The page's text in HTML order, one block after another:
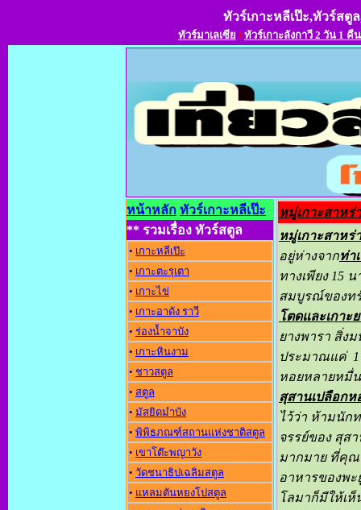
ทัวร์เกาะหลีเป๊ะ,ทัวร์สตู
ทัวร์มาเลเซีย l ทัวร์เกาะลังกาวี 2 วัน 1 คืน
หน้าหลัก ทัวร์เกาะหลีเป๊ะ
** รวมเรื่อง ทัวร์สตูล
• เกาะหลีเป๊ะ
• เกาะตะรุเตา
• เกาะไข่
• เกาะอาดัง ราว
• ร่องน้ำจาบัง
• เกาะหินงาม
• ชาวสตูล
• สตูล
• มัสยิดมำบัง
• พิพิธภณฑ์สถานแห่งชาติสตูล
• เขาโต๊ะพญาวัง
• วัดชนาธิปเฉลิมสตูล
• แหลมตันหยงโปสตูล
หมู่เกาะสาหร่
หมู่เกาะสาหร่
อยู่ห่างจากท่า
ทางเพียง 15
สมบูรณ์ของท
โตดและเกาะ
ยางพารา สิ่ง
ประมาณแค่ 1
หอยหลายหมื่
สุสานเปลือกห
ไว้ว่า ห้ามนัก
จรรย์ของ สุส
มากมาย ที่คุณ
อาหารของพ
โลมาก็มีให้เ